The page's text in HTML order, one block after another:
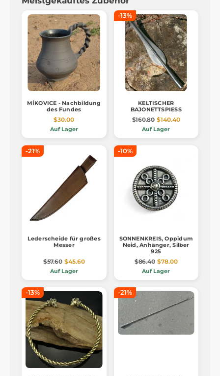
MÍKOVICE - Nachbildung
des Fundes
$30.00
Auf Lager
-13%
KELTISCHER
BAJONETTSPIESS
$160.80 $140.40
Auf Lager
-21%
Lederscheide für großes
Messer
$57.60 $45.60
Auf Lager
-10%
SONNENKREIS, Oppidum
Neid, Anhänger, Silber
925
$86.40 $78.00
Auf Lager
-13% -21%